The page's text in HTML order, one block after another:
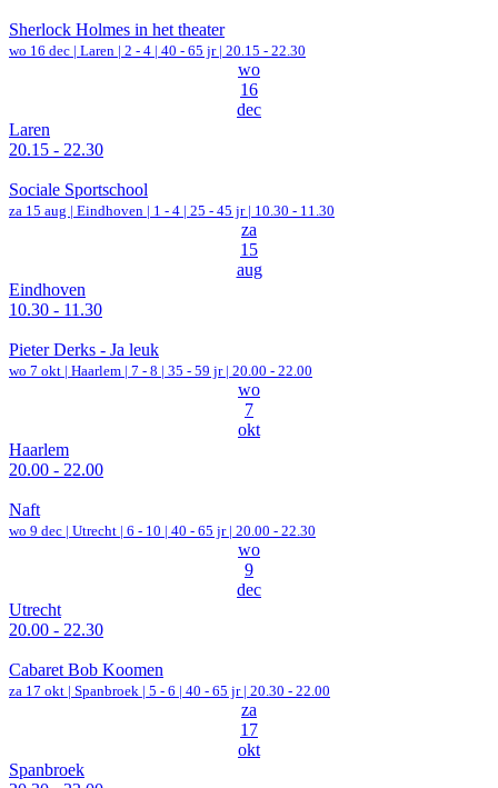
Sherlock Holmes in het theater
wo 16 dec | Laren | 2 - 4 | 40 - 65 jr | 20.15 - 22.30
wo
16
dec
Laren
20.15 - 22.30
Sociale Sportschool
za 15 aug | Eindhoven | 1 - 4 | 25 - 45 jr | 10.30 - 11.30
za
15
aug
Eindhoven
10.30 - 11.30
Pieter Derks - Ja leuk
wo 7 okt | Haarlem | 7 - 8 | 35 - 59 jr | 20.00 - 22.00
wo
7
okt
Haarlem
20.00 - 22.00
Naft
wo 9 dec | Utrecht | 6 - 10 | 40 - 65 jr | 20.00 - 22.30
wo
9
dec
Utrecht
20.00 - 22.30
Cabaret Bob Koomen
za 17 okt | Spanbroek | 5 - 6 | 40 - 65 jr | 20.30 - 22.00
za
17
okt
Spanbroek